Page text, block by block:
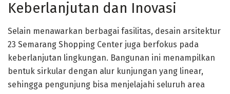
Keberlanjutan dan Inovasi
Selain menawarkan berbagai fasilitas, desain arsitektur
23 Semarang Shopping Center juga berfokus pada
keberlanjutan lingkungan. Bangunan ini menampilkan
bentuk sirkular dengan alur kunjungan yang linear,
sehingga pengunjung bisa menjelajahi seluruh area